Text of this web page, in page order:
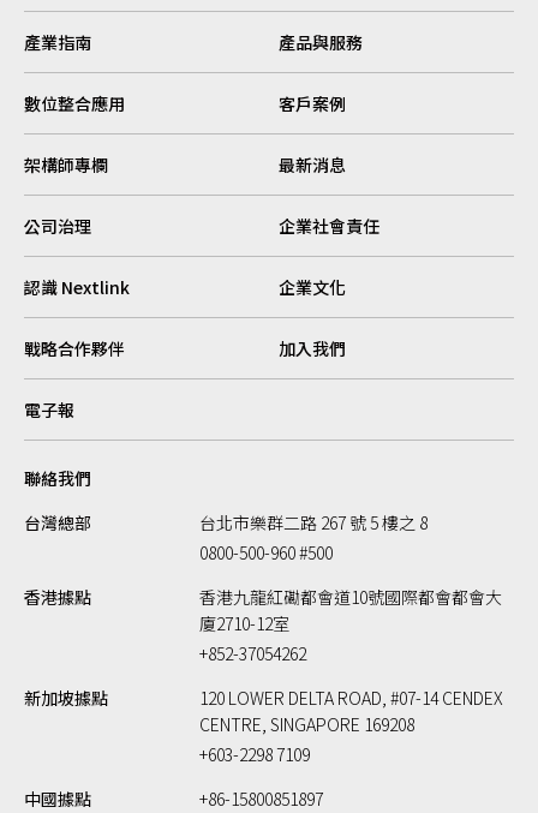
產業指南 產品與服務
數位整合應用 客戶案例
架構師專欄 最新消息
公司治理 企業社會責任
認識 Nextlink 企業文化
戰略合作夥伴 加入我們
電子報
聯絡我們
台灣總部
台北市樂群二路 267 號 5 樓之 8
0800-500-960 #500
香港據點
香港九龍紅磡都會道10號國際都會都會大
廈2710-12室
+852-37054262
新加坡據點
120 LOWER DELTA ROAD, #07-14 CENDEX
CENTRE, SINGAPORE 169208
+603-2298 7109
中國據點
+86-15800851897